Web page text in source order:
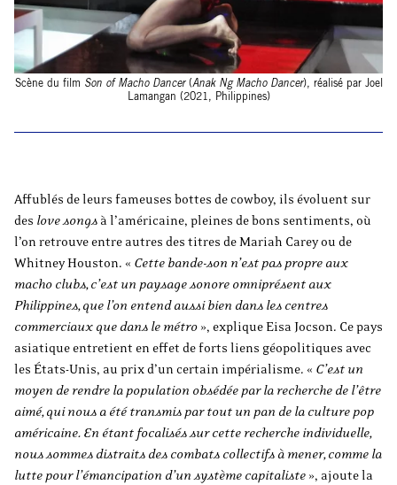
Scène du film Son of Macho Dancer(Anak Ng Macho Dancer), réalisé par Joel
Lamangan (2021, Philippines)
Affublés de leurs fameuses bottes de cowboy, ils évoluent sur
des love songs à l’américaine, pleines de bons sentiments, où
l’on retrouve entre autres des titres de Mariah Carey ou de
Whitney Houston. « Cette bande-son n’est pas propre aux
macho clubs, c’est un paysage sonore omniprésent aux
Philippines, que l’on entend aussi bien dans les centres
commerciaux que dans le métro », explique Eisa Jocson. Ce pays
asiatique entretient en effet de forts liens géopolitiques avec
les États-Unis, au prix d’un certain impérialisme. « C’est un
moyen de rendre la population obsédée par la recherche de l’être
aimé, qui nous a été transmis par tout un pan de la culture pop
américaine. En étant focalisés sur cette recherche individuelle,
nous sommes distraits des combats collectifs à mener, comme la
lutte pour l’émancipation d’un système capitaliste », ajoute la